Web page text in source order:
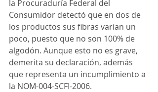
la Procuraduría Federal del
Consumidor detectó que en dos de
los productos sus fibras varían un
poco, puesto que no son 100% de
algodón. Aunque esto no es grave,
demerita su declaración, además
que representa un incumplimiento a
la NOM-004-SCFI-2006.